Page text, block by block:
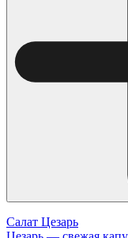
Салат Цезарь